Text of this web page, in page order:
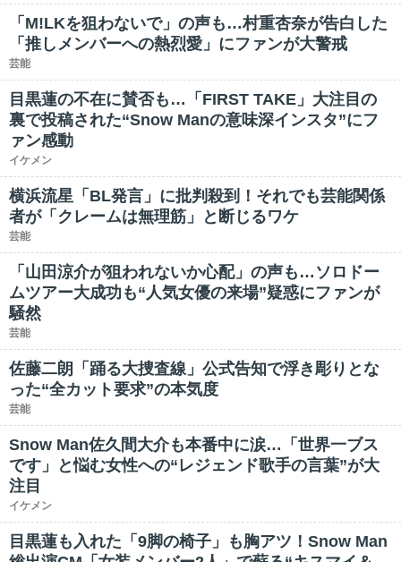
「M!LKを狙わないで」の声も…村重杏奈が告白した
「推しメンバーへの熱烈愛」にファンが大警戒
芸能
目黒蓮の不在に賛否も…「FIRST TAKE」大注目の
裏で投稿された“Snow Manの意味深インスタ”にフ
ァン感動
イケメン
横浜流星「BL発言」に批判殺到！それでも芸能関係
者が「クレームは無理筋」と断じるワケ
芸能
「山田涼介が狙われないか心配」の声も…ソロドー
ムツアー大成功も“人気女優の来場”疑惑にファンが
騒然
芸能
佐藤二朗「踊る大捜査線」公式告知で浮き彫りとな
った“全カット要求”の本気度
芸能
Snow Man佐久間大介も本番中に涙…「世界一ブス
です」と悩む女性への“レジェンド歌手の言葉”が大
注目
イケメン
目黒蓮も入れた「9脚の椅子」も胸アツ！Snow Man